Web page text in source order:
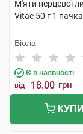
М'яти перцевої
Vitae 50 г 1 пачка
Віола
Є в наявності
від 18.00 грн